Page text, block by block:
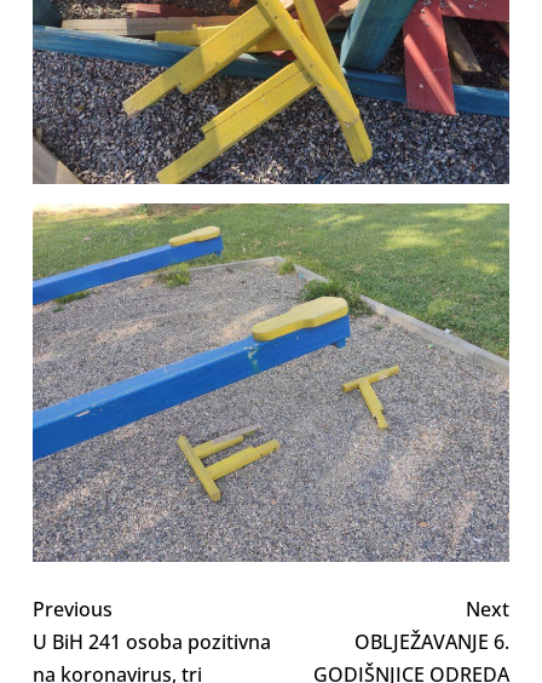
Previous
U BiH 241 osoba pozitivna
na koronavirus, tri
Next
OBLJEŽAVANJE 6.
GODIŠNJICE ODREDA